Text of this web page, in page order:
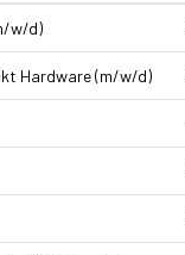
w/d)
Hardware (m/w/d)